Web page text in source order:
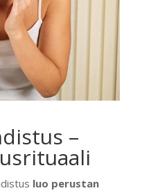
–
luo perustan